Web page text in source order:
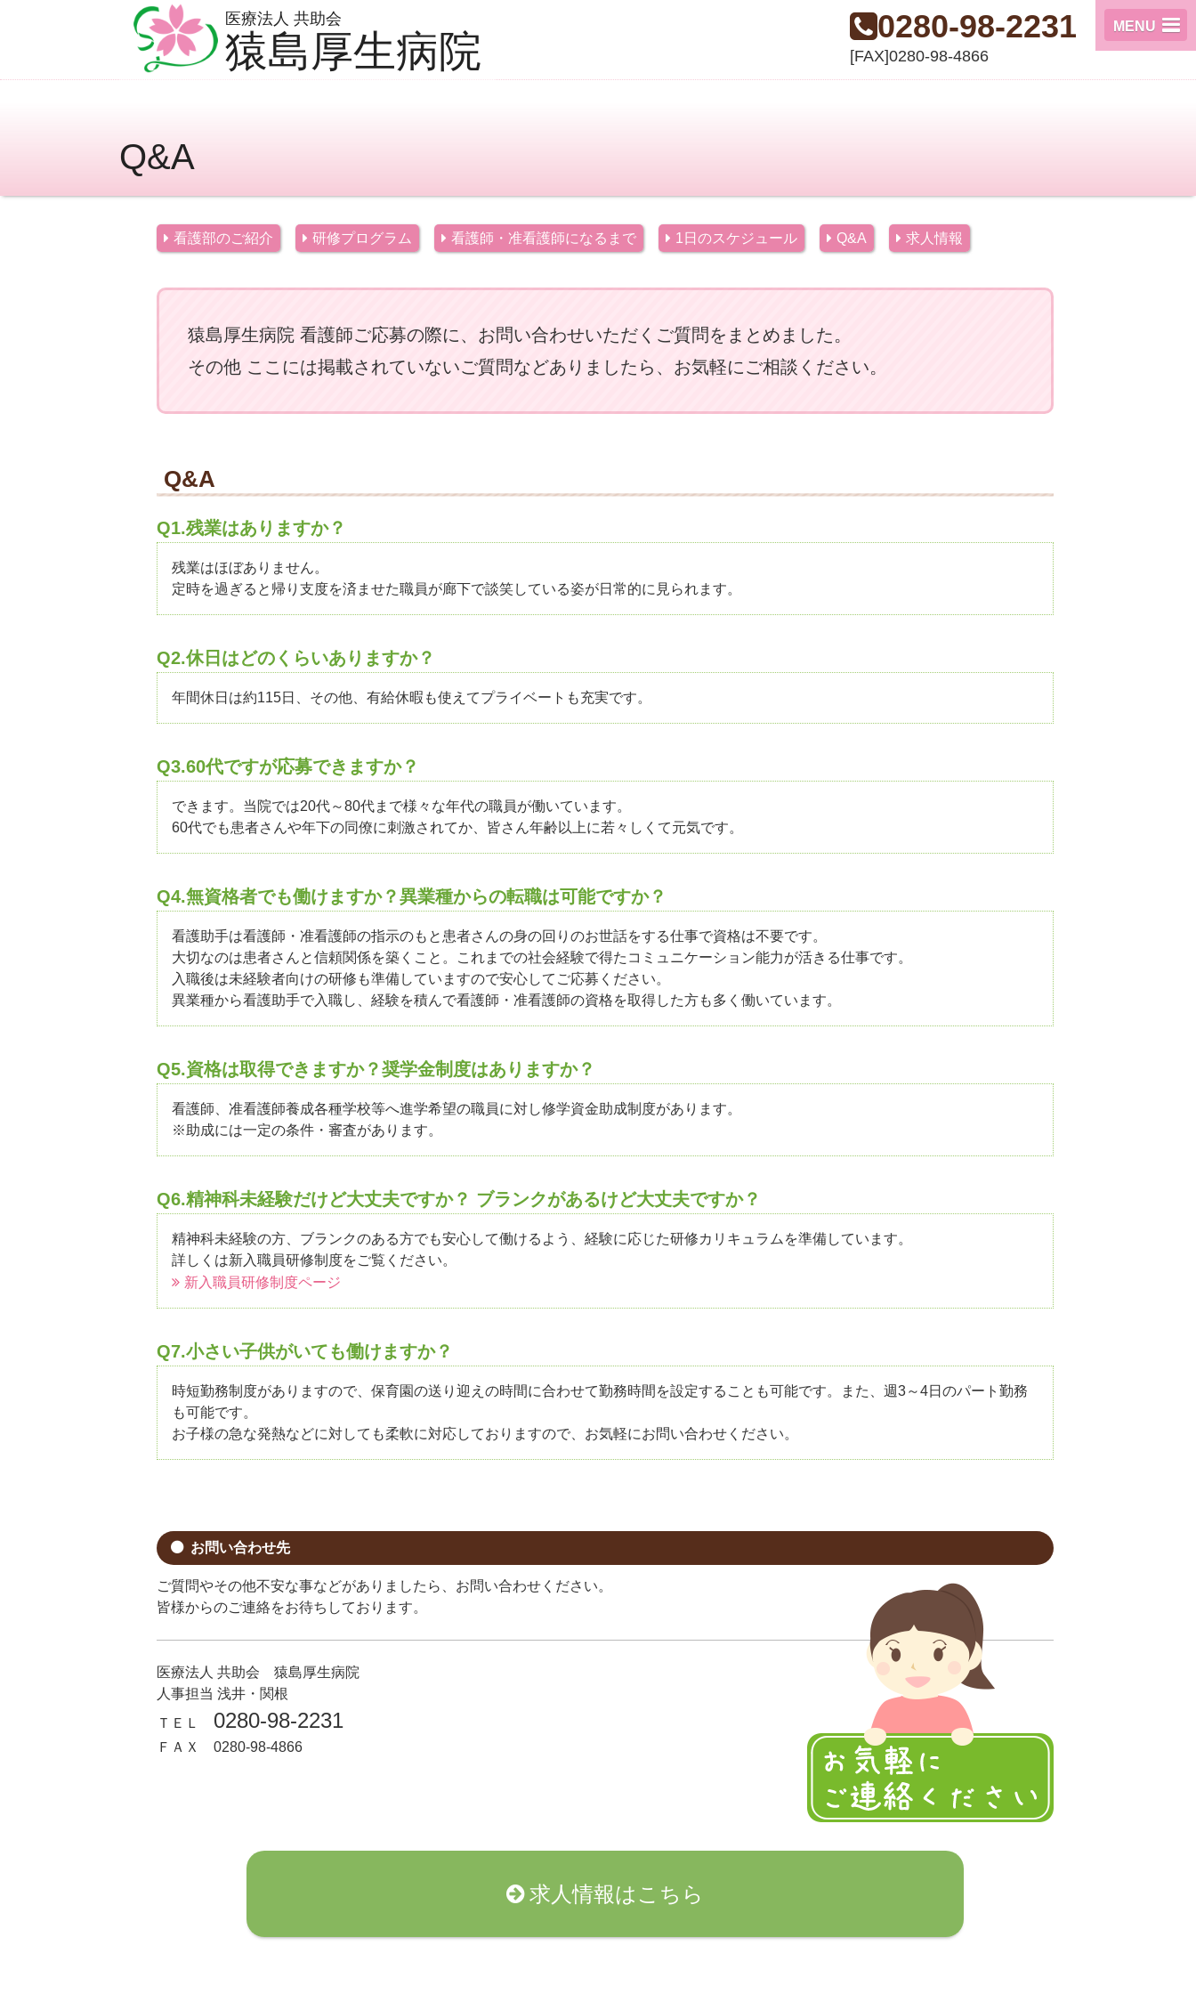
MENU
医療法人 共助会
猿島厚生病院
0280-98-2231
[FAX]0280-98-4866
Q&A
看護部のご紹介 研修プログラム 看護師・准看護師になるまで 1日のスケジュール Q&A 求人情報
猿島厚生病院 看護師ご応募の際に、お問い合わせいただくご質問をまとめました。
その他 ここには掲載されていないご質問などありましたら、お気軽にご相談ください。
Q&A
Q1.残業はありますか？
残業はほぼありません。
定時を過ぎると帰り支度を済ませた職員が廊下で談笑している姿が日常的に見られます。
Q2.休日はどのくらいありますか？
年間休日は約115日、その他、有給休暇も使えてプライベートも充実です。
Q3.60代ですが応募できますか？
できます。当院では20代～80代まで様々な年代の職員が働いています。
60代でも患者さんや年下の同僚に刺激されてか、皆さん年齢以上に若々しくて元気です。
Q4.無資格者でも働けますか？異業種からの転職は可能ですか？
看護助手は看護師・准看護師の指示のもと患者さんの身の回りのお世話をする仕事で資格は不要です。
大切なのは患者さんと信頼関係を築くこと。これまでの社会経験で得たコミュニケーション能力が活きる仕事です。
入職後は未経験者向けの研修も準備していますので安心してご応募ください。
異業種から看護助手で入職し、経験を積んで看護師・准看護師の資格を取得した方も多く働いています。
Q5.資格は取得できますか？奨学金制度はありますか？
看護師、准看護師養成各種学校等へ進学希望の職員に対し修学資金助成制度があります。
※助成には一定の条件・審査があります。
Q6.精神科未経験だけど大丈夫ですか？ ブランクがあるけど大丈夫ですか？
精神科未経験の方、ブランクのある方でも安心して働けるよう、経験に応じた研修カリキュラムを準備しています。
詳しくは新入職員研修制度をご覧ください。
新入職員研修制度ページ
Q7.小さい子供がいても働けますか？
時短勤務制度がありますので、保育園の送り迎えの時間に合わせて勤務時間を設定することも可能です。また、週3～4日のパート勤務
も可能です。
お子様の急な発熱などに対しても柔軟に対応しておりますので、お気軽にお問い合わせください。
お問い合わせ先
ご質問やその他不安な事などがありましたら、お問い合わせください。
皆様からのご連絡をお待ちしております。
医療法人 共助会 猿島厚生病院
人事担当 浅井・関根
ＴＥＬ 0280-98-2231
ＦＡＸ 0280-98-4866
求人情報はこちら